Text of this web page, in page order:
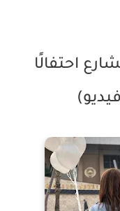
احتفالًا